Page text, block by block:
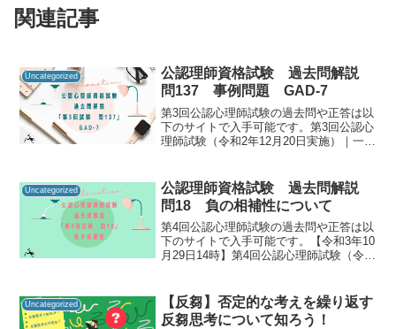
関連記事
Uncategorized
公認理師資格試験 過去問解説
問137 事例問題 GAD-7
第3回公認心理師試験の過去問や正答は以
下のサイトで入手可能です。第3回公認心
理師試験（令和2年12月20日実施）｜一般
ることで「自分に必要な知識は何か」を
知るための手が...
Uncategorized
公認理師資格試験 過去問解説
問18 負の相補性について
第4回公認心理師試験の過去問や正答は以
下のサイトで入手可能です。【令和3年10
月29日14時】第4回公認心理師試験（令和
ンター 公認心理試験公認心理師資格試験
の過去...
Uncategorized
【反芻】否定的な考えを繰り返す
反芻思考について知ろう！